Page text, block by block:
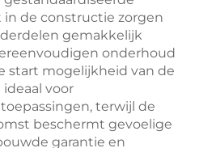
de constructie zorgen
gemakkelijk
onderhoud
start mogelijkheid van de
voor
terwijl de
beschermt gevoelige
garantie en